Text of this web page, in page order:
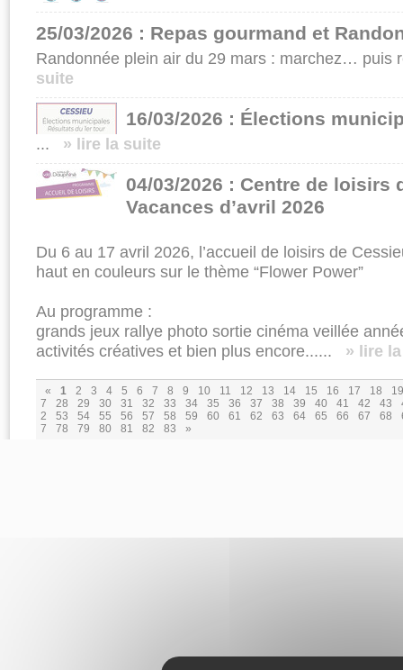
25/03/2026 : Repas gourmand et
Randonnée plein air du 29 mars : marchez… puis
suite
16/03/2026 : Élections
... » lire la suite
04/03/2026 : Centre de loisirs
Vacances d’avril 2026
Du 6 au 17 avril 2026, l’accueil de loisirs de
haut en couleurs sur le thème “Flower Power”
Au programme :
grands jeux rallye photo sortie cinéma veillée
activités créatives et bien plus encore......
» lire
« 1 2 3 4 5 6 7 8 9 10 11 12 13 14 15 16 17 18
19
7
28 29 30 31 32 33 34 35 36 37 38 39 40 41 42 43
2
53 54 55 56 57 58 59 60 61 62 63 64 65 66 67 68
7
78 79 80 81 82 83 »